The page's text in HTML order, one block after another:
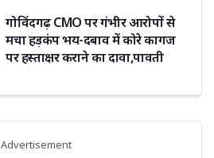
गोविंदगढ़ CMO पर गंभीर आरोपों से
मचा हड़कंप भय-दबाव में कोरे कागज
पर हस्ताक्षर कराने का दावा,पावती
फाड़ने का भी आरोप
Advertisement